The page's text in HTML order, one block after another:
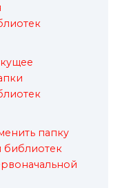
папку
библиотек